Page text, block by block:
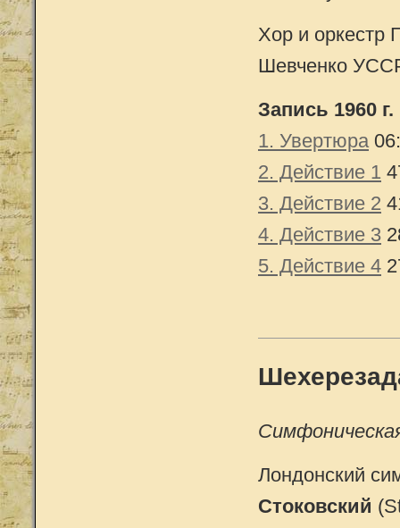
Хор и оркестр
Шевченко
Запись 1960 г.
1. Увертюра
2. Действие 1
3. Действие 2
4. Действие 3
5. Действие 4
Лондонский
Стоковский